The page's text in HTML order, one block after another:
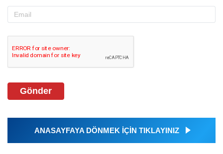
Gönder
ANASAYFAYA DÖNMEK İÇİN TIKLAYINIZ